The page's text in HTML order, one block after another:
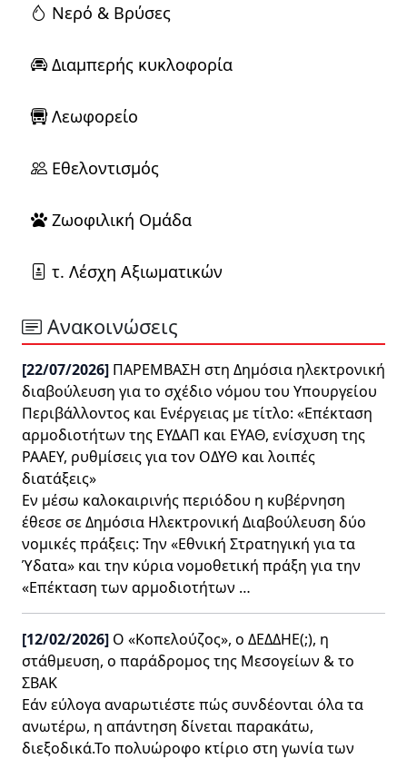
Νερό & Βρύσες
Διαμπερής κυκλοφορία
Λεωφορείο
Εθελοντισμός
Ζωοφιλική Ομάδα
τ. Λέσχη Αξιωματικών
Ανακοινώσεις
[22/07/2026] ΠΑΡΕΜΒΑΣΗ στη Δημόσια ηλεκτρονική
διαβούλευση για το σχέδιο νόμου του Υπουργείου
Περιβάλλοντος και Ενέργειας με τίτλο: «Επέκταση
αρμοδιοτήτων της ΕΥΔΑΠ και ΕΥΑΘ, ενίσχυση της
ΡΑΑΕΥ, ρυθμίσεις για τον ΟΔΥΘ και λοιπές
διατάξεις»
Εν μέσω καλοκαιρινής περιόδου η κυβέρνηση
έθεσε σε Δημόσια Ηλεκτρονική Διαβούλευση δύο
νομικές πράξεις: Την «Εθνική Στρατηγική για τα
Ύδατα» και την κύρια νομοθετική πράξη για την
«Επέκταση των αρμοδιοτήτων …
[12/02/2026] Ο «Κοπελούζος», ο ΔΕΔΔΗΕ(;), η
στάθμευση, ο παράδρομος της Μεσογείων & το
ΣΒΑΚ
Εάν εύλογα αναρωτιέστε πώς συνδέονται όλα τα
ανωτέρω, η απάντηση δίνεται παρακάτω,
διεξοδικά.Το πολυώροφο κτίριο στη γωνία των